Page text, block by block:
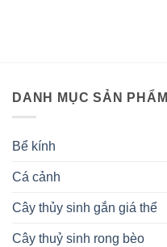
DANH MỤC SẢN PHẨM
Bể kính
Cá cảnh
Cây thủy sinh gắn giá thể
Cây thuỷ sinh rong bèo